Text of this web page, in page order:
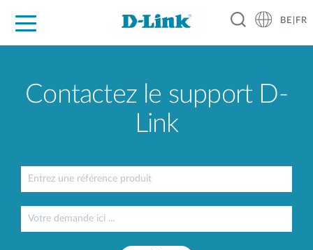
BE|FR
Contactez le support D-
Link